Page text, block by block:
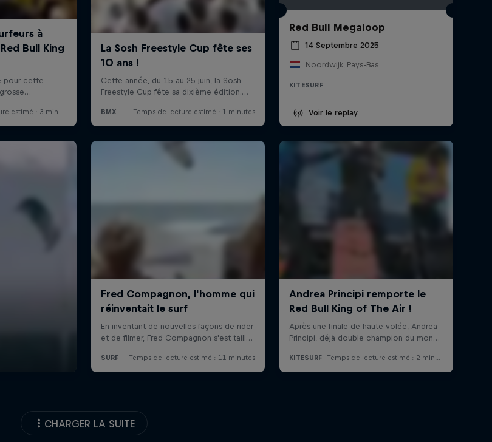
Red Bull Megaloop
14 Septembre 2025
Noordwijk, Pays-Bas
KITESURF
Voir le replay
CHARGER LA SUITE